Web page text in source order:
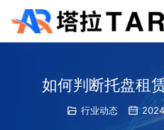
如何判断托盘租
行业动态 2024